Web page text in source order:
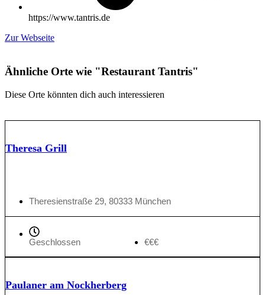
https://www.tantris.de
Zur Webseite
Ähnliche Orte wie "Restaurant Tantris"
Diese Orte könnten dich auch interessieren
Theresa Grill
Theresienstraße 29, 80333 München
Geschlossen €€€
Paulaner am Nockherberg